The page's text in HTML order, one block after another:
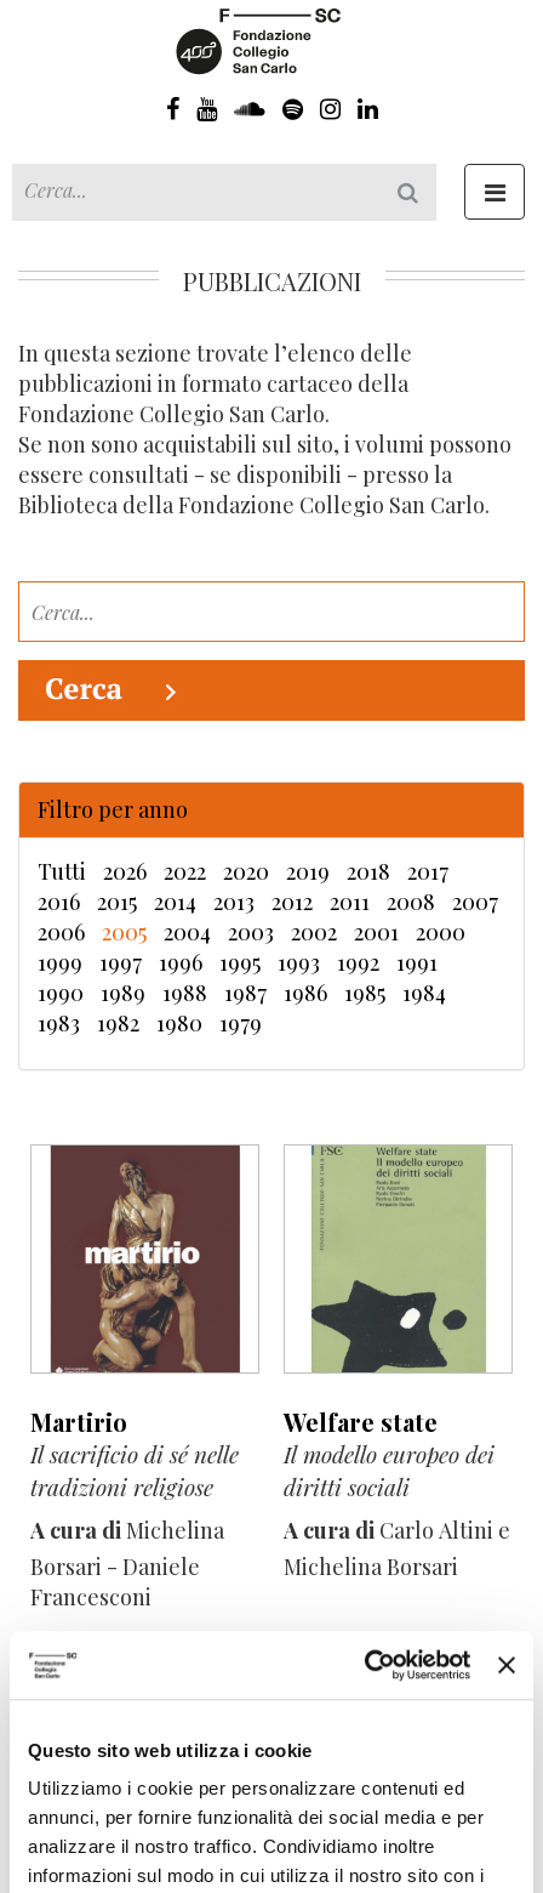
Questo sito web utilizza i cookie
Utilizziamo i cookie per personalizzare contenuti ed
annunci, per fornire funzionalità dei social media e per
analizzare il nostro traffico. Condividiamo inoltre
informazioni sul modo in cui utilizza il nostro sito con i
PUBBLICAZIONI
In questa sezione trovate l’elenco delle
pubblicazioni in formato cartaceo della
Fondazione Collegio San Carlo.
Se non sono acquistabili sul sito, i volumi possono
essere consultati - se disponibili - presso la
Biblioteca della Fondazione Collegio San Carlo.
Filtro per anno
Tutti 2026 2022 2020 2019 2018
2017
2016 2015 2014 2013 2012 2011 2008
2007
2006 2005 2004 2003 2002 2001 2000
1999
1997 1996 1995 1993 1992
1991
1990
1989 1988 1987 1986 1985
1984
1983
1982 1980 1979
Martirio
Il sacrificio di sé nelle
tradizioni religiose
A cura diMichelina
Borsari - Daniele
Francesconi
Welfare state
Il modello europeo dei
diritti sociali
A cura di Carlo Altini e
Michelina Borsari